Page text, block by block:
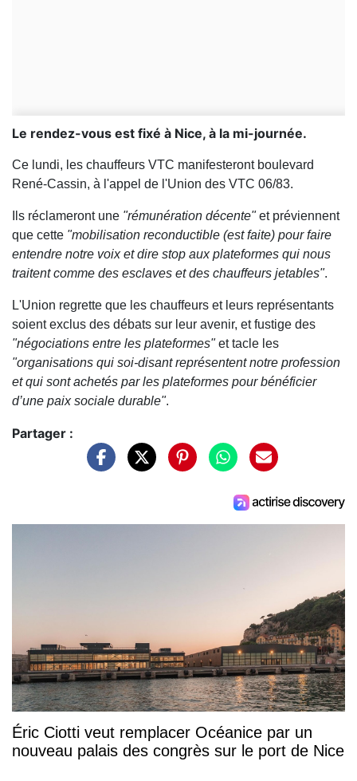
Le rendez-vous est fixé à Nice, à la mi-journée.
Ce lundi, les chauffeurs VTC manifesteront boulevard
René-Cassin, à l'appel de l'Union des VTC 06/83.
Ils réclameront une "rémunération décente"et préviennent
que cette "mobilisation reconductible (est faite) pour faire
entendre notre voix et dire stop aux plateformes qui nous
traitent comme des esclaves et des chauffeurs jetables".
L'Union regrette que les chauffeurs et leurs représentants
soient exclus des débats sur leur avenir, et fustige des
"négociations entre les plateformes"et tacle les
"organisations qui soi-disant représentent notre profession
et qui sont achetés par les plateformes pour bénéficier
d’une paix sociale durable".
Partager :
Éric Ciotti veut remplacer Océanice par un
nouveau palais des congrès sur le port de Nice